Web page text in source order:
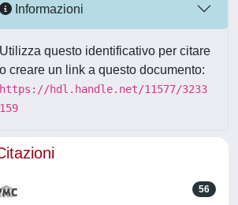
Informazioni
Utilizza questo identificativo per citare
o creare un link a questo documento:
https://hdl.handle.net/11577/3233
159
56